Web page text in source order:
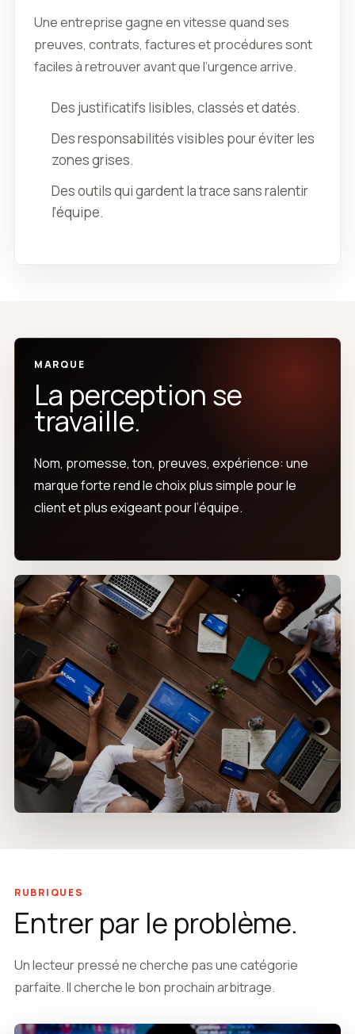
Une entreprise gagne en vitesse quand ses
preuves, contrats, factures et procédures sont
faciles à retrouver avant que l’urgence arrive.
Des justificatifs lisibles, classés et datés.
Des responsabilités visibles pour éviter les
zones grises.
Des outils qui gardent la trace sans ralentir
l’équipe.
MARQUE
La perception se
travaille.
Nom, promesse, ton, preuves, expérience: une
marque forte rend le choix plus simple pour le
client et plus exigeant pour l’équipe.
RUBRIQUES
Entrer par le problème.
Un lecteur pressé ne cherche pas une catégorie
parfaite. Il cherche le bon prochain arbitrage.